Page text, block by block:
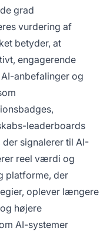
grad
vurdering af
betyder, at
engagerende
anbefalinger og
leaderboards
signalerer til AI-
reel værdi og
platforme, der
oplever længere
højere
AI-systemer